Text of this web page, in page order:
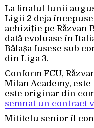
La finalul lunii
Ligii 2 deja
achiziție pe Răzvan
dată evoluase în
Bălașa fusese sub
din Liga 3.
Conform FCU,
Milan Academy,
este originar din
semnat un contract
Mititelu senior îl